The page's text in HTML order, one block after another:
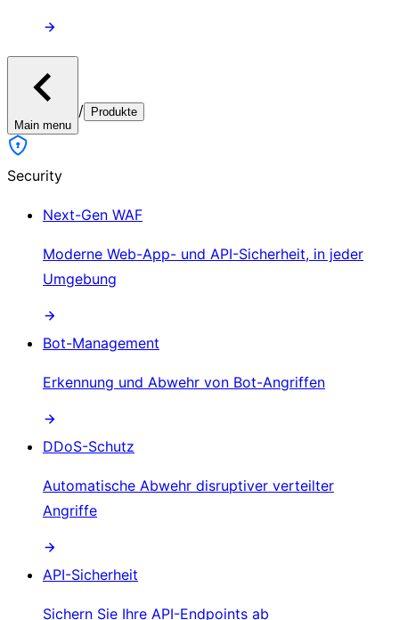
Main menu
/ Produkte
Security
Next-Gen WAF
Moderne Web-App- und API-Sicherheit, in jeder
Umgebung
Bot-Management
Erkennung und Abwehr von Bot-Angriffen
DDoS-Schutz
Automatische Abwehr disruptiver verteilter
Angriffe
API-Sicherheit
Sichern Sie Ihre API-Endpoints ab